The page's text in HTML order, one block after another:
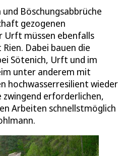
und Böschungsabbrüche
gezogenen
Urft müssen ebenfalls
Dabei bauen die
Sötenich, Urft und im
unter anderem mit
hochwasserresilient wieder
zwingend erforderlichen,
Arbeiten schnellstmöglich